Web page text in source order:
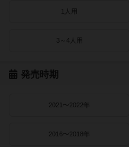
1人用
3～4人用
発売時期
2021〜2022年
2016〜2018年